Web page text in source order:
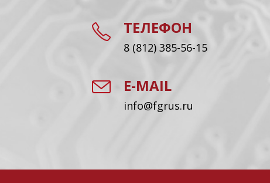
ТЕЛЕФОН
8 (812) 385-56-15
E-MAIL
info@fgrus.ru